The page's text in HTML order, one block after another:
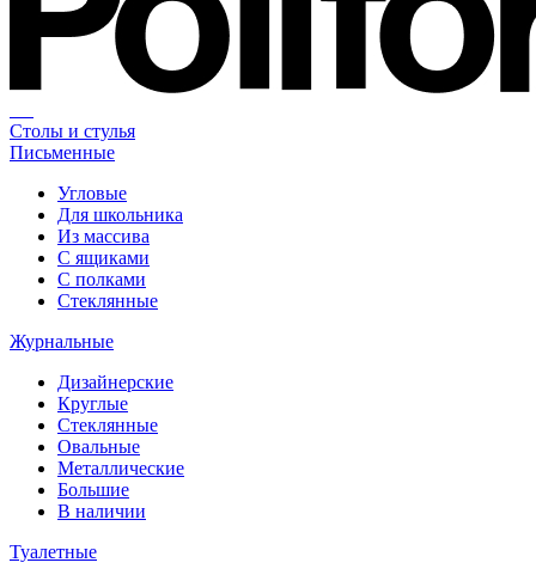
Столы и стулья
Письменные
Угловые
Для школьника
Из массива
С ящиками
С полками
Стеклянные
Журнальные
Дизайнерские
Круглые
Стеклянные
Овальные
Металлические
Большие
В наличии
Туалетные